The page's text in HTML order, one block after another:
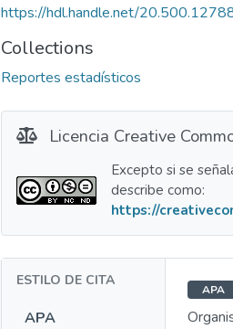
https://hdl.handle.net/
Collections
Reportes estadísticos
Licencia Creative
Excepto si se
describe como:
https://
ESTILO DE CITA
APA
APA